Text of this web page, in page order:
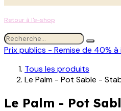
Retour à l'e-shop
Prix publics - Remise de 40%
Tous les produits
Le Palm - Pot Sable -
Le Palm - Pot